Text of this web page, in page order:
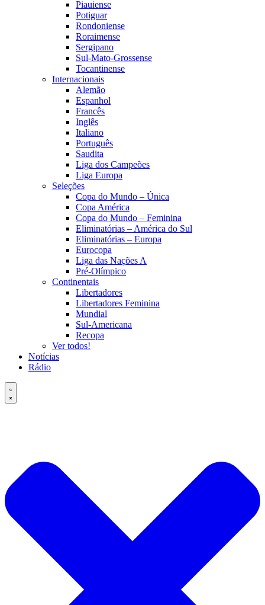
Piauiense
Potiguar
Rondoniense
Roraimense
Sergipano
Sul-Mato-Grossense
Tocantinense
Internacionais
Alemão
Espanhol
Francês
Inglês
Italiano
Português
Saudita
Liga dos Campeões
Liga Europa
Seleções
Copa do Mundo – Única
Copa América
Copa do Mundo – Feminina
Eliminatórias – América do Sul
Eliminatórias – Europa
Eurocopa
Liga das Nações A
Pré-Olímpico
Continentais
Libertadores
Libertadores Feminina
Mundial
Sul-Americana
Recopa
Ver todos!
Notícias
Rádio